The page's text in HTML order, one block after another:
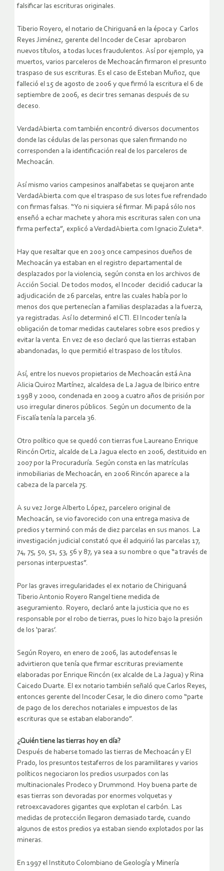
falsificar las escrituras originales.
Tiberio Royero, el notario de Chiriguaná en la época y Carlos
Reyes Jiménez, gerente del Incoder de Cesar aprobaron
nuevos títulos, a todas luces fraudulentos. Así por ejemplo, ya
muertos, varios parceleros de Mechoacán firmaron el presunto
traspaso de sus escrituras. Es el caso de Esteban Muñoz, que
falleció el 15 de agosto de 2006 y que firmó la escritura el 6 de
septiembre de 2006, es decir tres semanas después de su
deceso.
VerdadAbierta.com también encontró diversos documentos
donde las cédulas de las personas que salen firmando no
corresponden a la identificación real de los parceleros de
Mechoacán.
Así mismo varios campesinos analfabetas se quejaron ante
VerdadAbierta.com que el traspaso de sus lotes fue refrendado
con firmas falsas. “Yo ni siquiera sé firmar. Mi papá sólo nos
enseñó a echar machete y ahora mis escrituras salen con una
firma perfecta”, explicó a VerdadAbierta.com Ignacio Zuleta*.
Hay que resaltar que en 2003 once campesinos dueños de
Mechoacán ya estaban en el registro departamental de
desplazados por la violencia, según consta en los archivos de
Acción Social. De todos modos, el Incoder decidió caducar la
adjudicación de 26 parcelas, entre las cuales había por lo
menos dos que pertenecían a familias desplazadas a la fuerza,
ya registradas. Así lo determinó el CTI. El Incoder tenía la
obligación de tomar medidas cautelares sobre esos predios y
evitar la venta. En vez de eso declaró que las tierras estaban
abandonadas, lo que permitió el traspaso de los títulos.
Así, entre los nuevos propietarios de Mechoacán está Ana
Alicia Quiroz Martínez, alcaldesa de La Jagua de Ibirico entre
1998 y 2000, condenada en 2009 a cuatro años de prisión por
uso irregular dineros públicos. Según un documento de la
Fiscalía tenía la parcela 36.
Otro político que se quedó con tierras fue Laureano Enrique
Rincón Ortiz, alcalde de La Jagua electo en 2006, destituido en
2007 por la Procuraduría. Según consta en las matrículas
inmobiliarias de Mechoacán, en 2006 Rincón aparece a la
cabeza de la parcela 75.
A su vez Jorge Alberto López, parcelero original de
Mechoacán, se vio favorecido con una entrega masiva de
predios y terminó con más de diez parcelas en sus manos. La
investigación judicial constató que él adquirió las parcelas 17,
74, 75, 50, 51, 53, 56 y 87, ya sea a su nombre o que “a través de
personas interpuestas”.
Por las graves irregularidades el ex notario de Chiriguaná
Tiberio Antonio Royero Rangel tiene medida de
aseguramiento. Royero, declaró ante la justicia que no es
responsable por el robo de tierras, pues lo hizo bajo la presión
de los ‘paras’.
Según Royero, en enero de 2006, las autodefensas le
advirtieron que tenía que firmar escrituras previamente
elaboradas por Enrique Rincón (ex alcalde de La Jagua) y Rina
Caicedo Duarte. El ex notario también señaló que Carlos Reyes,
entonces gerente del Incoder Cesar, le dio dinero como “parte
de pago de los derechos notariales e impuestos de las
escrituras que se estaban elaborando”.
¿Quién tiene las tierras hoy en día?
Después de haberse tomado las tierras de Mechoacán y El
Prado, los presuntos testaferros de los paramilitares y varios
políticos negociaron los predios usurpados con las
multinacionales Prodeco y Drummond. Hoy buena parte de
esas tierras son devoradas por enormes volquetas y
retroexcavadores gigantes que explotan el carbón. Las
medidas de protección llegaron demasiado tarde, cuando
algunos de estos predios ya estaban siendo explotados por las
mineras.
En 1997 el Instituto Colombiano de Geología y Minería